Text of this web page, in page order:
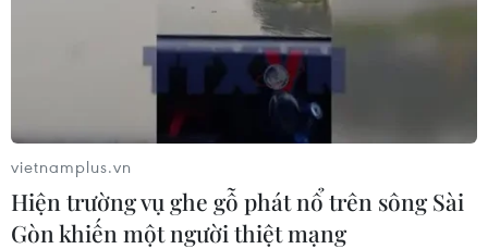
TIN LIÊN QUAN
vietnamplus.vn
Hiện trường vụ ghe gỗ phát nổ trên sông Sài
Gòn khiến một người thiệt mạng